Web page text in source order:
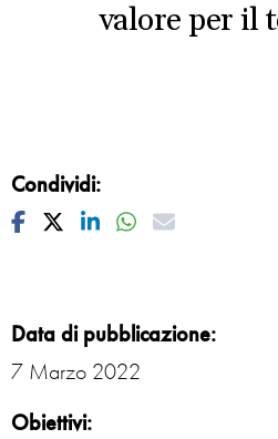
valore per il
Condividi:
Facebook
TwitterLinkedinWhatsapp
Mail
Data di pubblicazione:
7 Marzo 2022
Obiettivi: